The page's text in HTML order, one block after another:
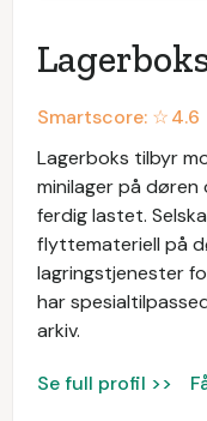
Smartscore: ☆4.6
Lagerboks tilbyr
minilager på
ferdig lastet.
flyttemateriell på
lagringstjenester
har
arkiv.
Se full profil >>